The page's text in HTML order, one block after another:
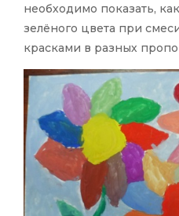
необходимо показать,
зелёного цвета при
красками в разных